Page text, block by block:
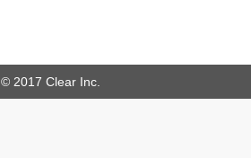
© 2017 Clear Inc.